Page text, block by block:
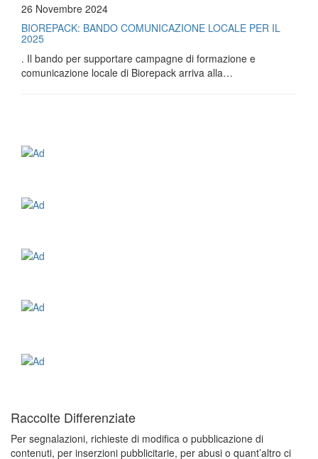
26 Novembre 2024
BIOREPACK: BANDO COMUNICAZIONE LOCALE PER IL
2025
. Il bando per supportare campagne di formazione e
comunicazione locale di Biorepack arriva alla…
Raccolte Differenziate
Per segnalazioni, richieste di modifica o pubblicazione di
contenuti, per inserzioni pubblicitarie, per abusi o quant’altro ci